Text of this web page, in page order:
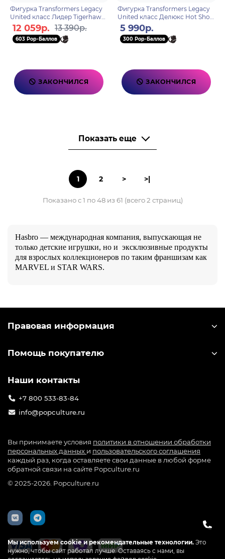
Фигурка Transformers Legacy
United класс Лидер Tigerhawk
F85505X2
12 059р. 13 390р.
603 Pop-Баллов
ЗАКОНЧИЛСЯ
Фигурка Transformers Legacy
United класс Делюкс Hot Shot
F85355X0
5 990р.
300 Pop-Баллов
ЗАКОНЧИЛСЯ
Показать еще
1 2 > >|
Показано с 1 по 48 из 61 (всего 2 страниц)
Hasbro — международная компания, выпускающая не
только детские игрушки, но и эксклюзивные продукты
для взрослых коллекционеров по таким франшизам как
MARVEL и STAR WARS.
Мы используем cookie и рекомендательные технологии. Это
нужно, чтобы сайт работал лучше. Оставаясь с нами, вы
Правовая информация
Помощь покупателю
Наши контакты
+7 800 533-83-84
info@popculture.ru
Вы принимаете условия политики в отношении обработки
персональных данных и пользовательского соглашения
каждый раз, когда оставляете свои данные в любой форме
обратной связи на сайте Popculture.ru
© 2025-2026. Popculture.ru